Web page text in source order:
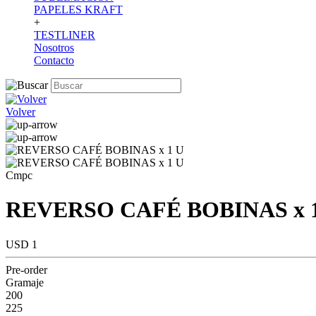
PAPELES KRAFT
+
TESTLINER
Nosotros
Contacto
Volver
Cmpc
REVERSO CAFÉ BOBINAS x
USD 1
Pre-order
Gramaje
200
225